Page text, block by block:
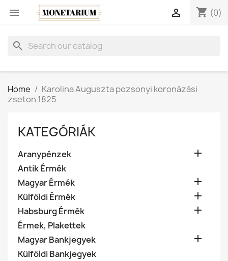
 shopping_cart (0)

search
Home
Karolina Auguszta pozsonyi koronázási
zseton 1825
KATEGÓRIÁK
Aranypénzek 
Antik Érmék
Magyar Érmék

Külföldi Érmék 
Habsburg Érmék 
Érmek, Plakettek
Magyar Bankjegyek

Külföldi Bankjegyek